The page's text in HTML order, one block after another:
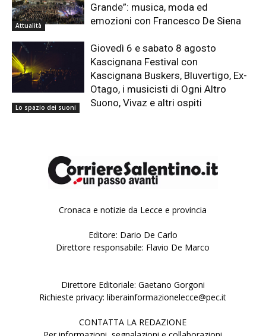
Attualità
Grande”: musica, moda ed
emozioni con Francesco De Siena
Lo spazio dei suoni
Giovedì 6 e sabato 8 agosto
Kascignana Festival con
Kascignana Buskers, Bluvertigo, Ex-
Otago, i musicisti di Ogni Altro
Suono, Vivaz e altri ospiti
Cronaca e notizie da Lecce e provincia
Editore: Dario De Carlo
Direttore responsabile: Flavio De Marco
Direttore Editoriale: Gaetano Gorgoni
Richieste privacy: liberainformazionelecce@pec.it
CONTATTA LA REDAZIONE